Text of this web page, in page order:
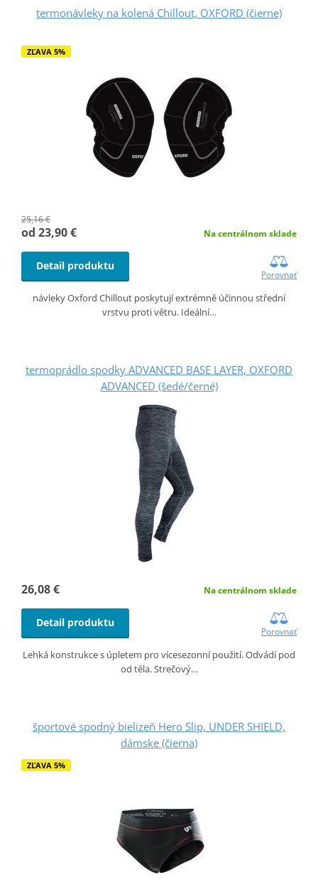
termonávleky na kolená Chillout, OXFORD (čierne)
ZĽAVA 5%
25,16 €
od 23,90 € Na centrálnom sklade
Detail produktu
Porovnať
návleky Oxford Chillout poskytují extrémně účinnou střední
vrstvu proti větru. Ideální…
termoprádlo spodky ADVANCED BASE LAYER, OXFORD
ADVANCED (šedé/černé)
26,08 € Na centrálnom sklade
Detail produktu
Porovnať
Lehká konstrukce s úpletem pro vícesezonní použití. Odvádí pod
od těla. Strečový…
športové spodný bielizeň Hero Slip, UNDER SHIELD,
dámske (čierna)
ZĽAVA 5%